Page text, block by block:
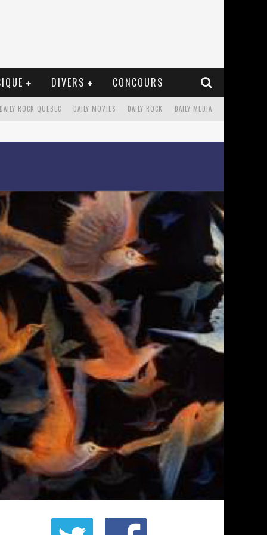
DIVERS CONCOURS
DAILY MEDIA
DAILY ROCK
DAILY MOVIES
DAILY ROCK QUEBEC